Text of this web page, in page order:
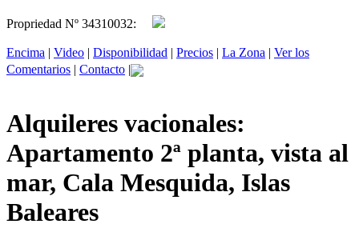
Propriedad Nº 34310032:
Encima | Video | Disponibilidad | Precios | La Zona | Ver los
Comentarios | Contacto |
Alquileres vacionales:
Apartamento 2ª planta, vista al
mar, Cala Mesquida, Islas
Baleares